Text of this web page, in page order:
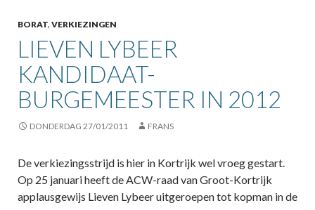
BORAT, VERKIEZINGEN
LIEVEN LYBEER
KANDIDAAT-
BURGEMEESTER IN 2012
DONDERDAG 27/01/2011 FRANS
De verkiezingsstrijd is hier in Kortrijk wel vroeg gestart.
Op 25 januari heeft de ACW-raad van Groot-Kortrijk
applausgewijs Lieven Lybeer uitgeroepen tot kopman in de